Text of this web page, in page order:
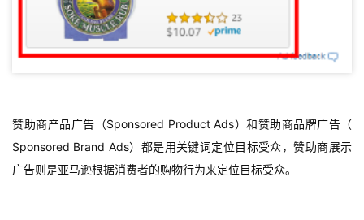
赞助商产品广告（Sponsored Product Ads）和赞助商品牌广告（
Sponsored Brand Ads）都是用关键词定位目标受众，赞助商展示
广告则是亚马逊根据消费者的购物行为来定位目标受众。